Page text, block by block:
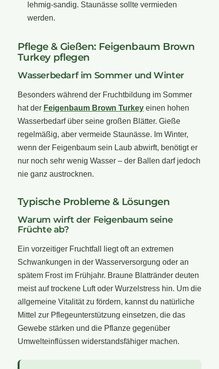
lehmig-sandig. Staunässe sollte vermieden
werden.
Pflege & Gießen: Feigenbaum Brown
Turkey pflegen
Wasserbedarf im Sommer und Winter
Besonders während der Fruchtbildung im Sommer
hat der Feigenbaum Brown Turkey einen hohen
Wasserbedarf über seine großen Blätter. Gieße
regelmäßig, aber vermeide Staunässe. Im Winter,
wenn der Feigenbaum sein Laub abwirft, benötigt er
nur noch sehr wenig Wasser – der Ballen darf jedoch
nie ganz austrocknen.
Typische Probleme & Lösungen
Warum wirft der Feigenbaum seine
Früchte ab?
Ein vorzeitiger Fruchtfall liegt oft an extremen
Schwankungen in der Wasserversorgung oder an
spätem Frost im Frühjahr. Braune Blattränder deuten
meist auf trockene Luft oder Wurzelstress hin. Um die
allgemeine Vitalität zu fördern, kannst du natürliche
Mittel zur Pflegeunterstützung einsetzen, die das
Gewebe stärken und die Pflanze gegenüber
Umwelteinflüssen widerstandsfähiger machen.